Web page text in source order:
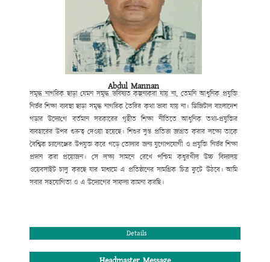
Abdul Mannan
সমৃদ্ধ নাগরিক ছাড়া যেমন সমৃদ্ধ ভবিষ্যত কল্পনাকরা যায় না, তেমনি আধুনিক প্রযুক্তি
নির্ভর শিক্ষা ব্যবস্থা ছাড়া সমৃদ্ধ নাগরিক তৈরির কথা ভাবা যায় না। ডিজিটাল বাংলাদেশ
গড়ার উদ্যোগেবর্তমান সরকারের গৃহীত শিক্ষা নীতিতে আধুনিক তথ্য-প্রযুক্তির
ব্যবহারের উপর গুরুত্বদেওয়া হয়েছে। শিশুর সুপ্ত প্রতিভা জাগ্রত করার লক্ষ্যে তাকে
বৈশ্বিক চ্যালেঞ্জের উপযুক্ত করে গড়ে তোলার জন্য যুগোপযোগী ও প্রযুক্তি নির্ভর শিক্ষা
প্রদান করা প্রয়োজন। সে লক্ষ্য সামনে রেখে পশ্চিম কধুরখীল উচ্চ বিদ্যালয়
ওয়েবসাইট চালু করছে যার মাধ্যমে এ প্রতিষ্ঠানের সামগ্রিক চিত্র ফুটে উঠবে। আমি
সবার সহযোগিতা ও এ উদ্যোগের সাফল্য কামনা করছি।
পশ্চিম কধুরখীল উচ্চ বিদ্যালয় পরিচালনা পর্ষদ।
Details